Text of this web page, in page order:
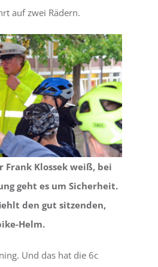
auf zwei Rädern.
Frank Klossek weiß, bei
geht es um Sicherheit.
den gut sitzenden,
Helm.
Und das hat die 6c